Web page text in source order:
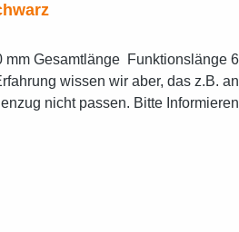
mm Sehr geehrter Käufer, die hier ausgezeichneten Preise sind für
wissen wir aber, das z.B.
nicht passen. Bitte